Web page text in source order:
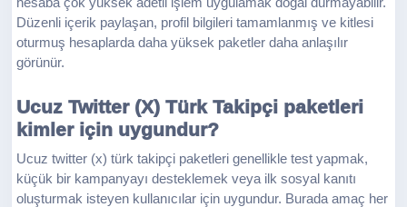
Düzenli içerik paylaşan, profil bilgileri tamamlanmış ve kitlesi
oturmuş hesaplarda daha yüksek paketler daha anlaşılır
görünür.
Ucuz Twitter (X) Türk Takipçi paketleri
kimler için uygundur?
Ucuz twitter (x) türk takipçi paketleri genellikle test yapmak,
küçük bir kampanyayı desteklemek veya ilk sosyal kanıtı
oluşturmak isteyen kullanıcılar için uygundur. Burada amaç her